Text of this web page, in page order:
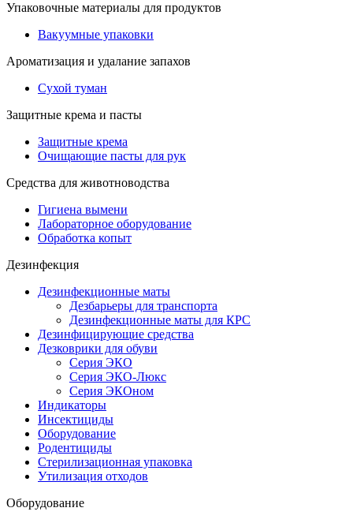
Упаковочные материалы для продуктов
Вакуумные упаковки
Ароматизация и удалание запахов
Сухой туман
Защитные крема и пасты
Защитные крема
Очищающие пасты для рук
Средства для животноводства
Гигиена вымени
Лабораторное оборудование
Обработка копыт
Дезинфекция
Дезинфекционные маты
Дезбарьеры для транспорта
Дезинфекционные маты для КРС
Дезинфицирующие средства
Дезковрики для обуви
Серия ЭКО
Серия ЭКО-Люкс
Серия ЭКОном
Индикаторы
Инсектициды
Оборудование
Родентициды
Стерилизационная упаковка
Утилизация отходов
Оборудование